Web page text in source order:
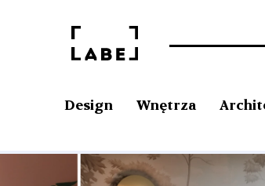
Design Wnętrza